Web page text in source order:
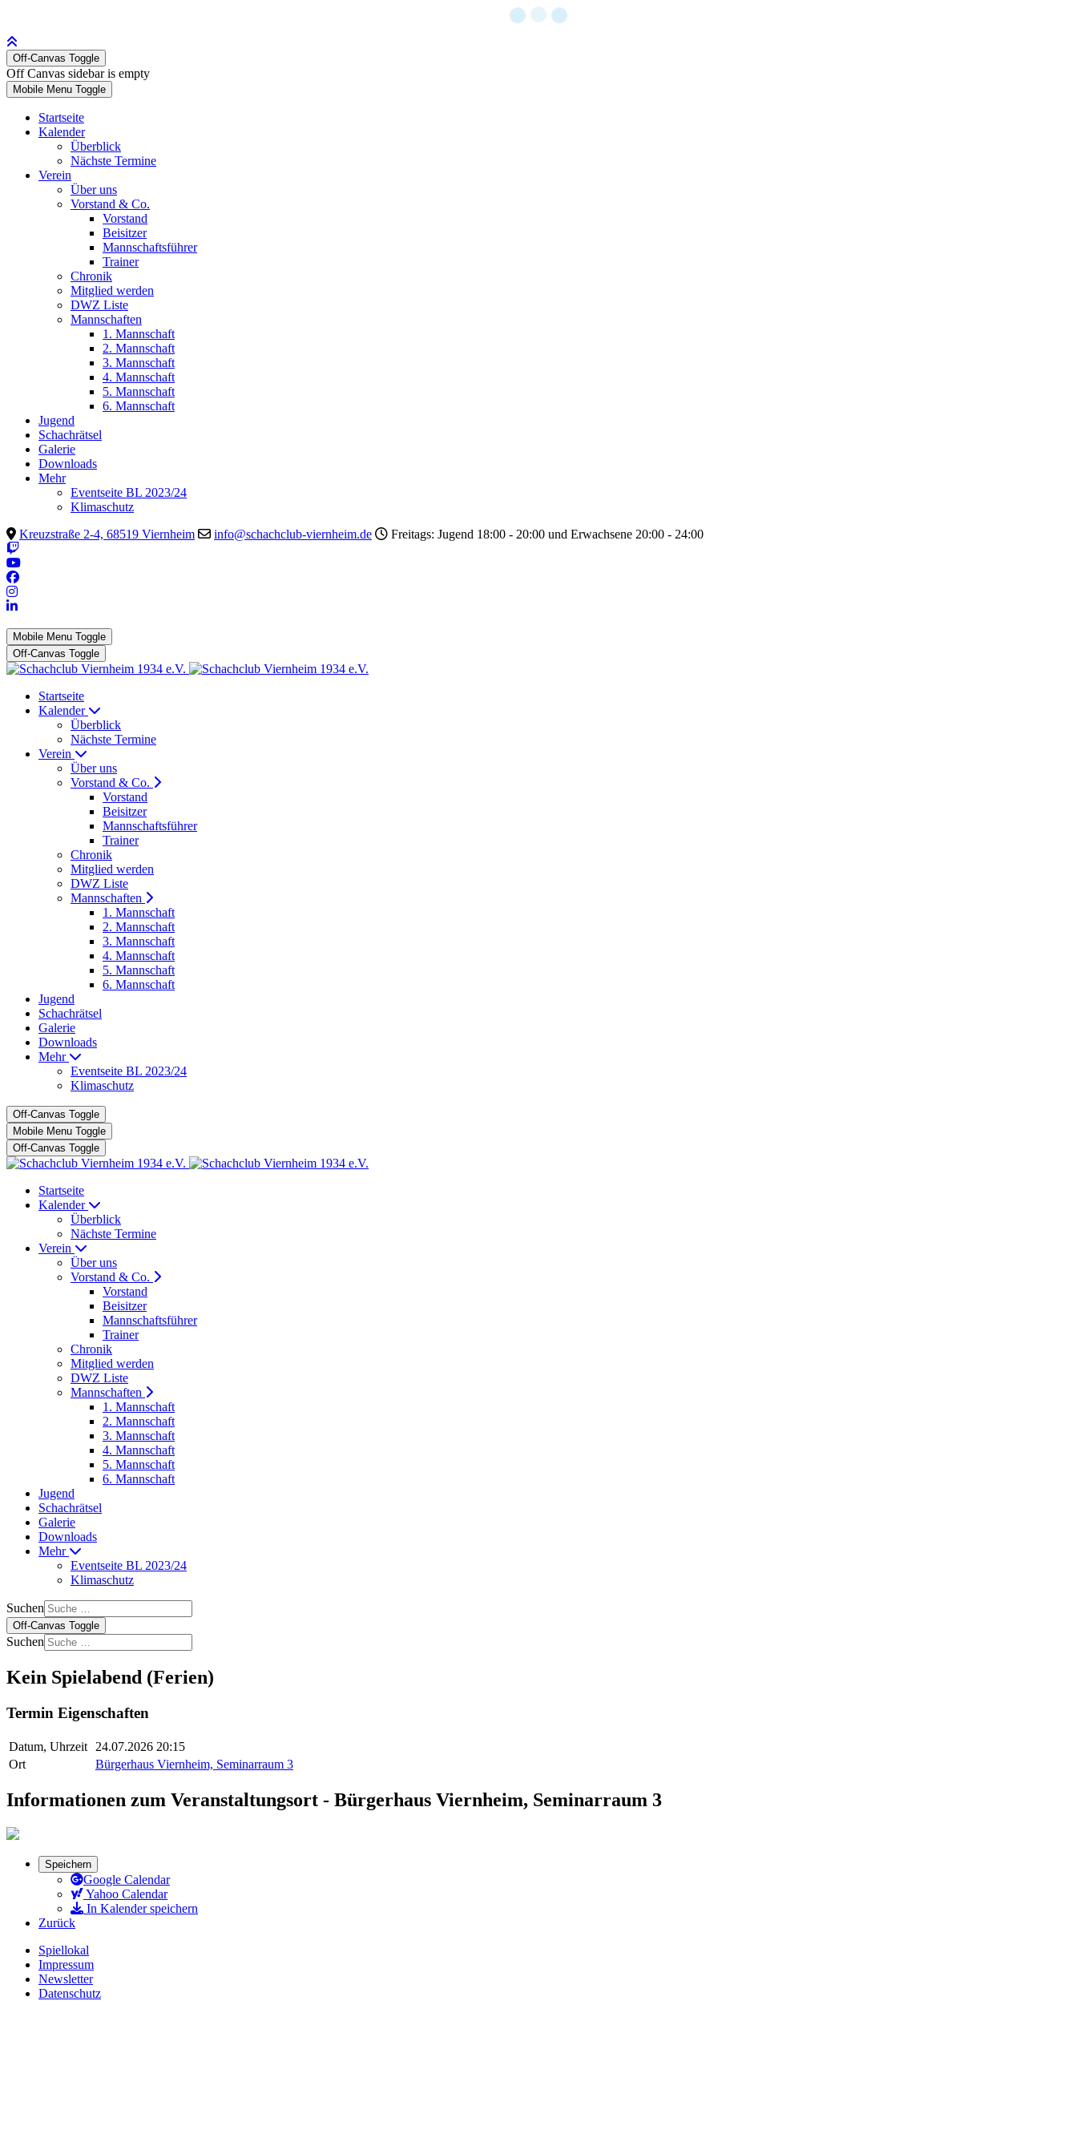
Off-Canvas Toggle
Off Canvas sidebar is empty
Mobile Menu Toggle
Startseite
Kalender
Überblick
Nächste Termine
Verein
Über uns
Vorstand & Co.
Vorstand
Beisitzer
Mannschaftsführer
Trainer
Chronik
Mitglied werden
DWZ Liste
Mannschaften
1. Mannschaft
2. Mannschaft
3. Mannschaft
4. Mannschaft
5. Mannschaft
6. Mannschaft
Jugend
Schachrätsel
Galerie
Downloads
Mehr
Eventseite BL 2023/24
Klimaschutz
Kreuzstraße 2-4, 68519 Viernheim
info@schachclub-viernheim.de Freitags: Jugend 18:00 - 20:00 und Erwachsene 20:00 - 24:00
Mobile Menu Toggle
Off-Canvas Toggle
Startseite
Kalender
Überblick
Nächste Termine
Verein
Über uns
Vorstand & Co.
Vorstand
Beisitzer
Mannschaftsführer
Trainer
Chronik
Mitglied werden
DWZ Liste
Mannschaften
1. Mannschaft
2. Mannschaft
3. Mannschaft
4. Mannschaft
5. Mannschaft
6. Mannschaft
Jugend
Schachrätsel
Galerie
Downloads
Mehr
Eventseite BL 2023/24
Klimaschutz
Off-Canvas Toggle
Mobile Menu Toggle
Off-Canvas Toggle
Startseite
Kalender
Überblick
Nächste Termine
Verein
Über uns
Vorstand & Co.
Vorstand
Beisitzer
Mannschaftsführer
Trainer
Chronik
Mitglied werden
DWZ Liste
Mannschaften
1. Mannschaft
2. Mannschaft
3. Mannschaft
4. Mannschaft
5. Mannschaft
6. Mannschaft
Jugend
Schachrätsel
Galerie
Downloads
Mehr
Eventseite BL 2023/24
Klimaschutz
Suchen
Off-Canvas Toggle
Suchen
Kein Spielabend (Ferien)
Termin Eigenschaften
Datum, Uhrzeit
24.07.2026 20:15
Ort
Bürgerhaus Viernheim, Seminarraum 3
Informationen zum Veranstaltungsort - Bürgerhaus Viernheim, Seminarraum 3
Speichern
Google Calendar
Yahoo Calendar
In Kalender speichern
Zurück
Spiellokal
Impressum
Newsletter
Datenschutz